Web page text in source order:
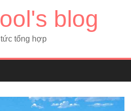
blog
tổng hợp